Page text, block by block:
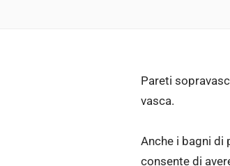
Pareti
vasca.
Anche i bagni di
consente di